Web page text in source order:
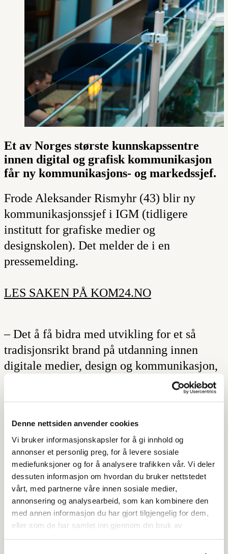
Denne nettsiden anvender cookies
Vi bruker informasjonskapsler for å gi innhold og
annonser et personlig preg, for å levere sosiale
mediefunksjoner og for å analysere trafikken vår. Vi deler
dessuten informasjon om hvordan du bruker nettstedet
vårt, med partnerne våre innen sosiale medier,
annonsering og analysearbeid, som kan kombinere den
med annen informasjon du har gjort tilgjengelig for dem,
eller som de har samlet inn gjennom din bruk av
Et av Norges største kunnskapssentre
innen digital og grafisk kommunikasjon
får ny kommunikasjons- og markedssjef.
Frode Aleksander Rismyhr (43) blir ny
kommunikasjonssjef i IGM (tidligere
institutt for grafiske medier og
designskolen). Det melder de i en
pressemelding.
LES SAKEN PÅ KOM24.NO
– Det å få bidra med utvikling for et så
tradisjonsrikt brand på utdanning innen
digitale medier, design og kommunikasjon,
er en real «once in a life»-sjanse, sier
Kunnskapssenteret har nylig flyttet
hovedkvarteret til innovasjonshuben Oslo
Epicenter, ikke langt fra Karl Johans gate.
Rismyhr har bakgrunnsom
kommunikasjonsarbeider, generalsekretær,
entreprenør og kaospilot i en rekke